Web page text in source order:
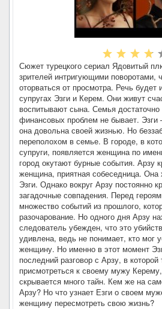
Сюжет турецкого сериал Ядовитый
зрителей интригующими поворотами,
оторваться от просмотра. Речь
супругах Эзги и Керем. Они живут
воспитывают сына. Семья достаточно
финансовых проблем не бывает.
она довольна своей жизнью. Но
переполохом в семье. В городе, в
супруги, появляется женщина по
город окутают бурные события. Арзу
женщина, приятная собеседница.
Эзги. Однако вокруг Арзу постоянно
загадочные совпадения. Перед
множество событий из прошлого,
разочарование. Но одного дня Арзу
следователь убежден, что это
удивлена, ведь не понимает, кто мог
женщину. Но именно в этот момент
последний разговор с Арзу, в
присмотреться к своему мужу
скрывается много тайн. Кем же на
Арзу? Но что узнает Езги о своем
женщину пересмотреть свою жизнь?